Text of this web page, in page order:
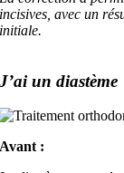
incisives, avec un
initiale.
J’ai un diastème
Avant :